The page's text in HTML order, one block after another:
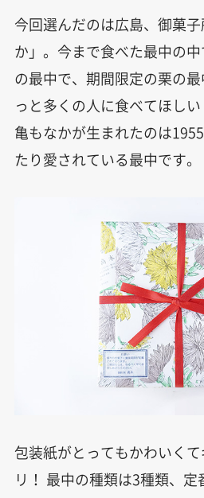
今回選んだのは広島、御菓
か」。今まで食べた最中の
の最中で、期間限定の栗の
っと多くの人に食べてほし
亀もなかが生まれたのは
たり愛されている最中です。
包装紙がとってもかわいく
リ！ 最中の種類は3種類、